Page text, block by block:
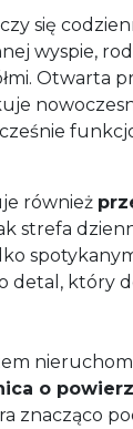
się
wyspie,
Otwarta
również
strefa
detal, który
o
znacząco